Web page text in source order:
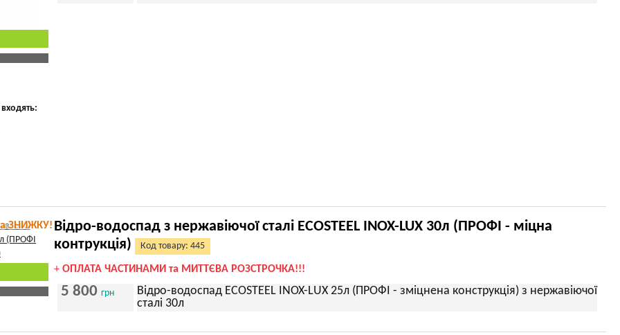
ЗНИЖКУ! Відро-водоспад з нержавіючої сталі ECOSTEEL INOX-LUX 30л (ПРОФІ - міцна
контрукція)
Код товару: 445
+ ОПЛАТА ЧАСТИНАМИ та МИТТЄВА РОЗСТРОЧКА!!!
5 800 грн
Відро-водоспад ECOSTEEL INOX-LUX 25л (ПРОФІ - зміцнена конструкція) з нержавіючої
сталі 30л